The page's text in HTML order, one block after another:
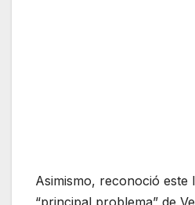
Asimismo, reconoció este
“principal problema” de